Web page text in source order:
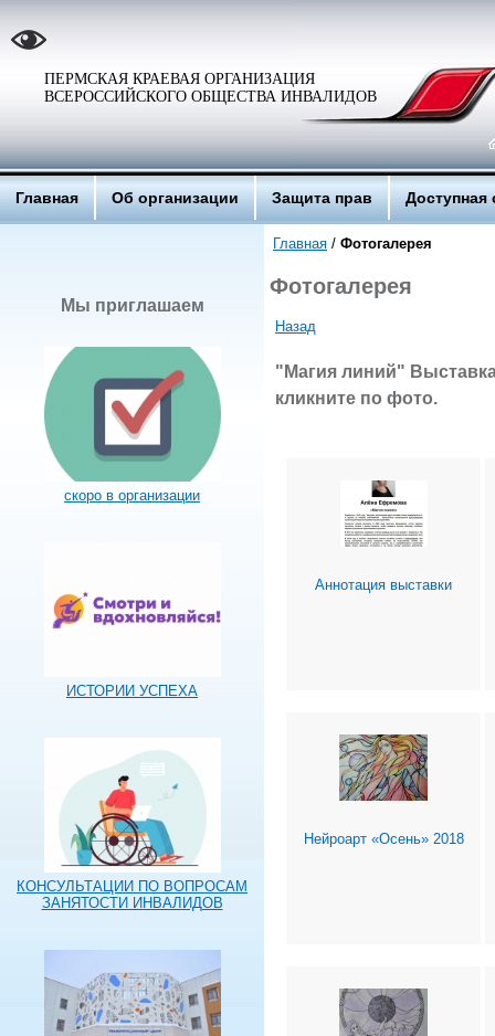
ПЕРМСКАЯ КРАЕВАЯ ОРГАНИЗАЦИЯ
ВСЕРОССИЙСКОГО ОБЩЕСТВА ИНВАЛИДОВ
Главная Об организации Защита прав Доступная
Мы приглашаем
скоро в организации
ИСТОРИИ УСПЕХА
КОНСУЛЬТАЦИИ ПО ВОПРОСАМ
ЗАНЯТОСТИ ИНВАЛИДОВ
Главная / Фотогалерея
Фотогалерея
Назад
"Магия линий"
кликните по фото.
Аннотация выставки
Нейроарт «Осень» 2018